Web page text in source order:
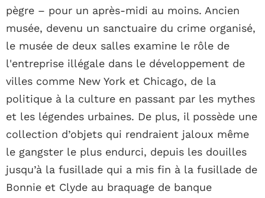
pègre – pour un après-midi au moins. Ancien
musée, devenu un sanctuaire du crime organisé,
le musée de deux salles examine le rôle de
l'entreprise illégale dans le développement de
villes comme New York et Chicago, de la
politique à la culture en passant par les mythes
et les légendes urbaines. De plus, il possède une
collection d’objets qui rendraient jaloux même
le gangster le plus endurci, depuis les douilles
jusqu’à la fusillade qui a mis fin à la fusillade de
Bonnie et Clyde au braquage de banque